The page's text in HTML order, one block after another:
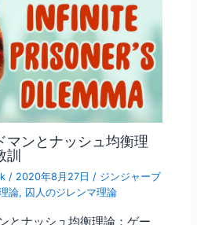
マンとナッシュ均衡理
訓
/ 2020年8月27日/ ジンジャーブ
論, 囚人のジレンマ理論
とナッシュ均衡理論：ゲー